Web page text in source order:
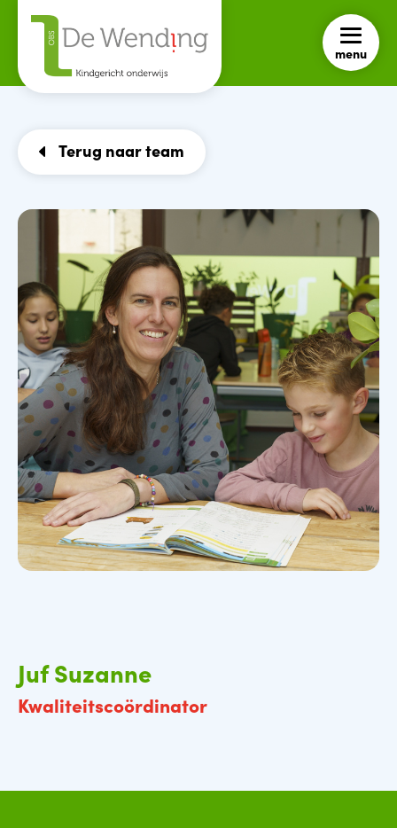
menu
Terug naar team
Juf Suzanne
Kwaliteitscoördinator